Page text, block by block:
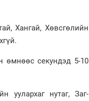
Хангай, Хөвсгөлийн
өмнөөс секундэд 5-10
уулархаг нутаг, Заг-